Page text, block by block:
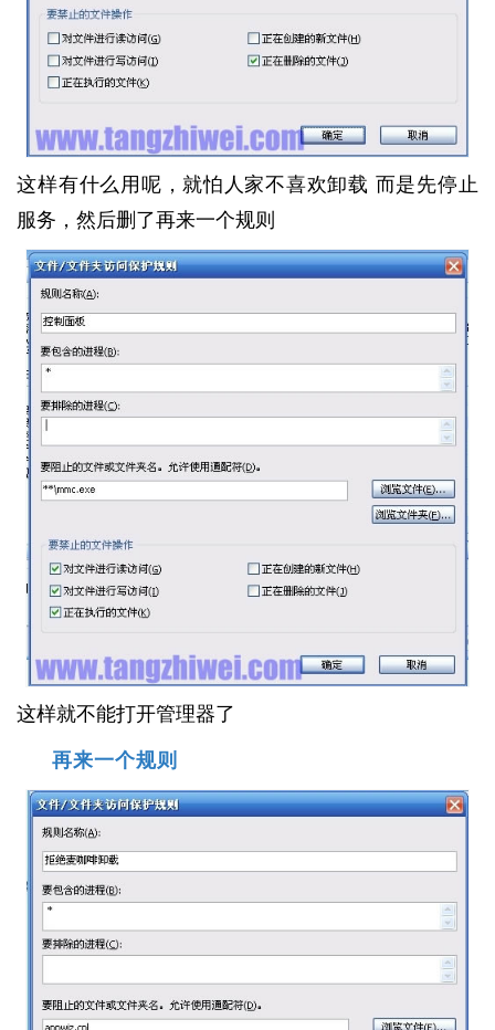
这样有什么用呢，就怕人家不喜欢卸载 而是先停止
服务，然后删了再来一个规则
这样就不能打开管理器了
再来一个规则